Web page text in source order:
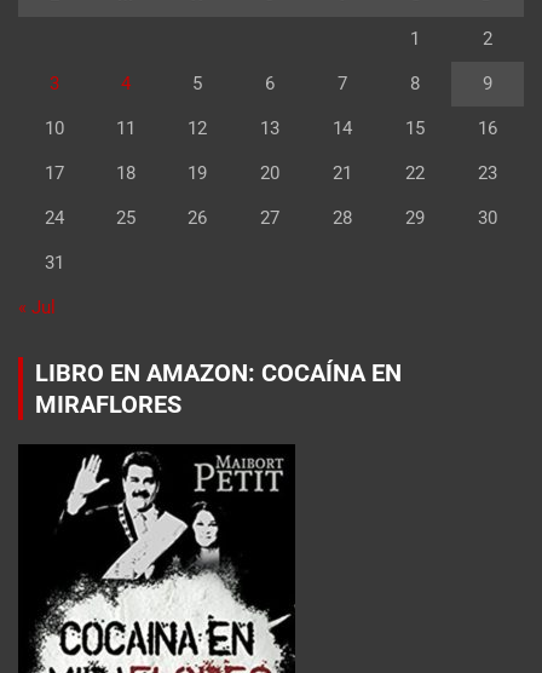
1 2
3 4 5 6 7 8 9
10 11 12 13 14 15 16
17 18 19 20 21 22 23
24 25 26 27 28 29 30
31
« Jul
LIBRO EN AMAZON: COCAÍNA EN
MIRAFLORES